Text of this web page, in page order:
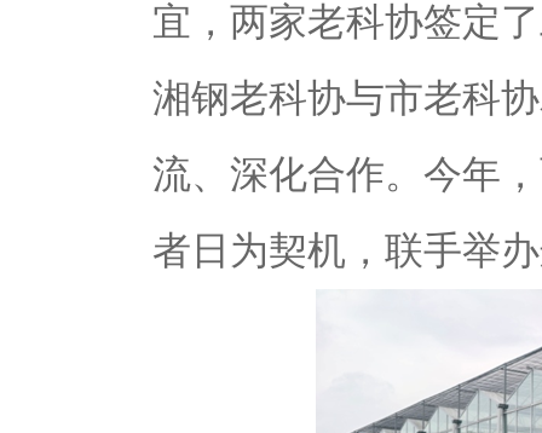
宜，两家老科协签定
湘钢老科协与市老科
流、深化合作。今年
者日为契机，联手举